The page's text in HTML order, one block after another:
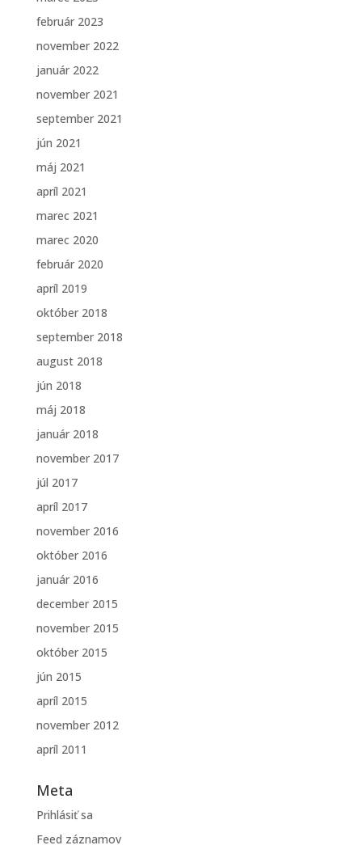
február 2023
november 2022
január 2022
november 2021
september 2021
jún 2021
máj 2021
apríl 2021
marec 2021
marec 2020
február 2020
apríl 2019
október 2018
september 2018
august 2018
jún 2018
máj 2018
január 2018
november 2017
júl 2017
apríl 2017
november 2016
október 2016
január 2016
december 2015
november 2015
október 2015
jún 2015
apríl 2015
november 2012
apríl 2011
Meta
Prihlásiť sa
Feed záznamov